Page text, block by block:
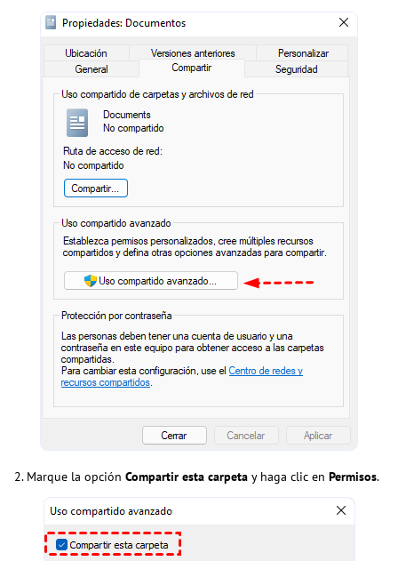
2. Marque la opción Compartir esta carpeta y haga clic en Permisos.